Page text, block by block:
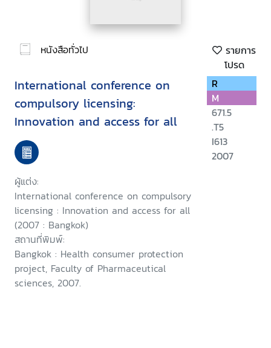
หนังสือทั่วไป
รายการ
โปรด
International conference on
compulsory licensing:
Innovation and access for all
ผู้แต่ง:
International conference on compulsory
licensing : Innovation and access for all
(2007 : Bangkok)
สถานที่พิมพ์:
Bangkok : Health consumer protection
project, Faculty of Pharmaceutical
sciences, 2007.
R
M
671.5
.T5
I613
2007